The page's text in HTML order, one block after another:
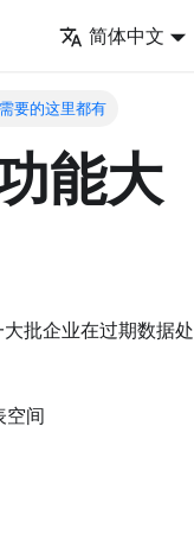
简体中文
要的这里都有
能大
批企业在过期数据处
间